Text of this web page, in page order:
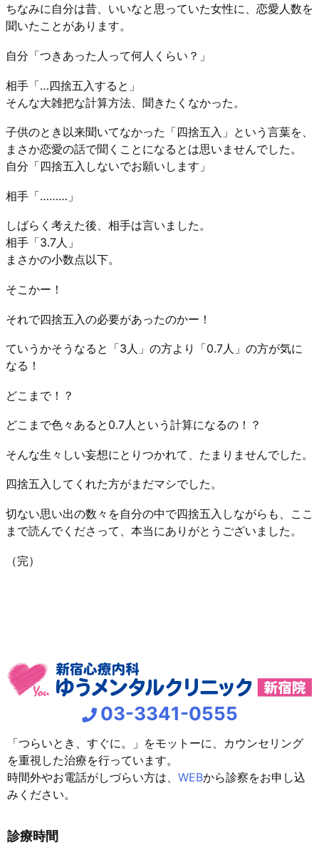
ちなみに自分は昔、いいなと思っていた女性に、恋愛人数を
聞いたことがあります。
自分「つきあった人って何人くらい？」
相手「…四捨五入すると」
そんな大雑把な計算方法、聞きたくなかった。
子供のとき以来聞いてなかった「四捨五入」という言葉を、
まさか恋愛の話で聞くことになるとは思いませんでした。
自分「四捨五入しないでお願いします」
相手「………」
しばらく考えた後、相手は言いました。
相手「3.7人」
まさかの小数点以下。
そこかー！
それで四捨五入の必要があったのかー！
ていうかそうなると「3人」の方より「0.7人」の方が気に
なる！
どこまで！？
どこまで色々あると0.7人という計算になるの！？
そんな生々しい妄想にとりつかれて、たまりませんでした。
四捨五入してくれた方がまだマシでした。
切ない思い出の数々を自分の中で四捨五入しながらも、ここ
まで読んでくださって、本当にありがとうございました。
（完）
03-3341-0555
「つらいとき、すぐに。」をモットーに、カウンセリング
を重視した治療を行っています。
時間外やお電話がしづらい方は、 WEBから診察をお申し込
みください。
診療時間